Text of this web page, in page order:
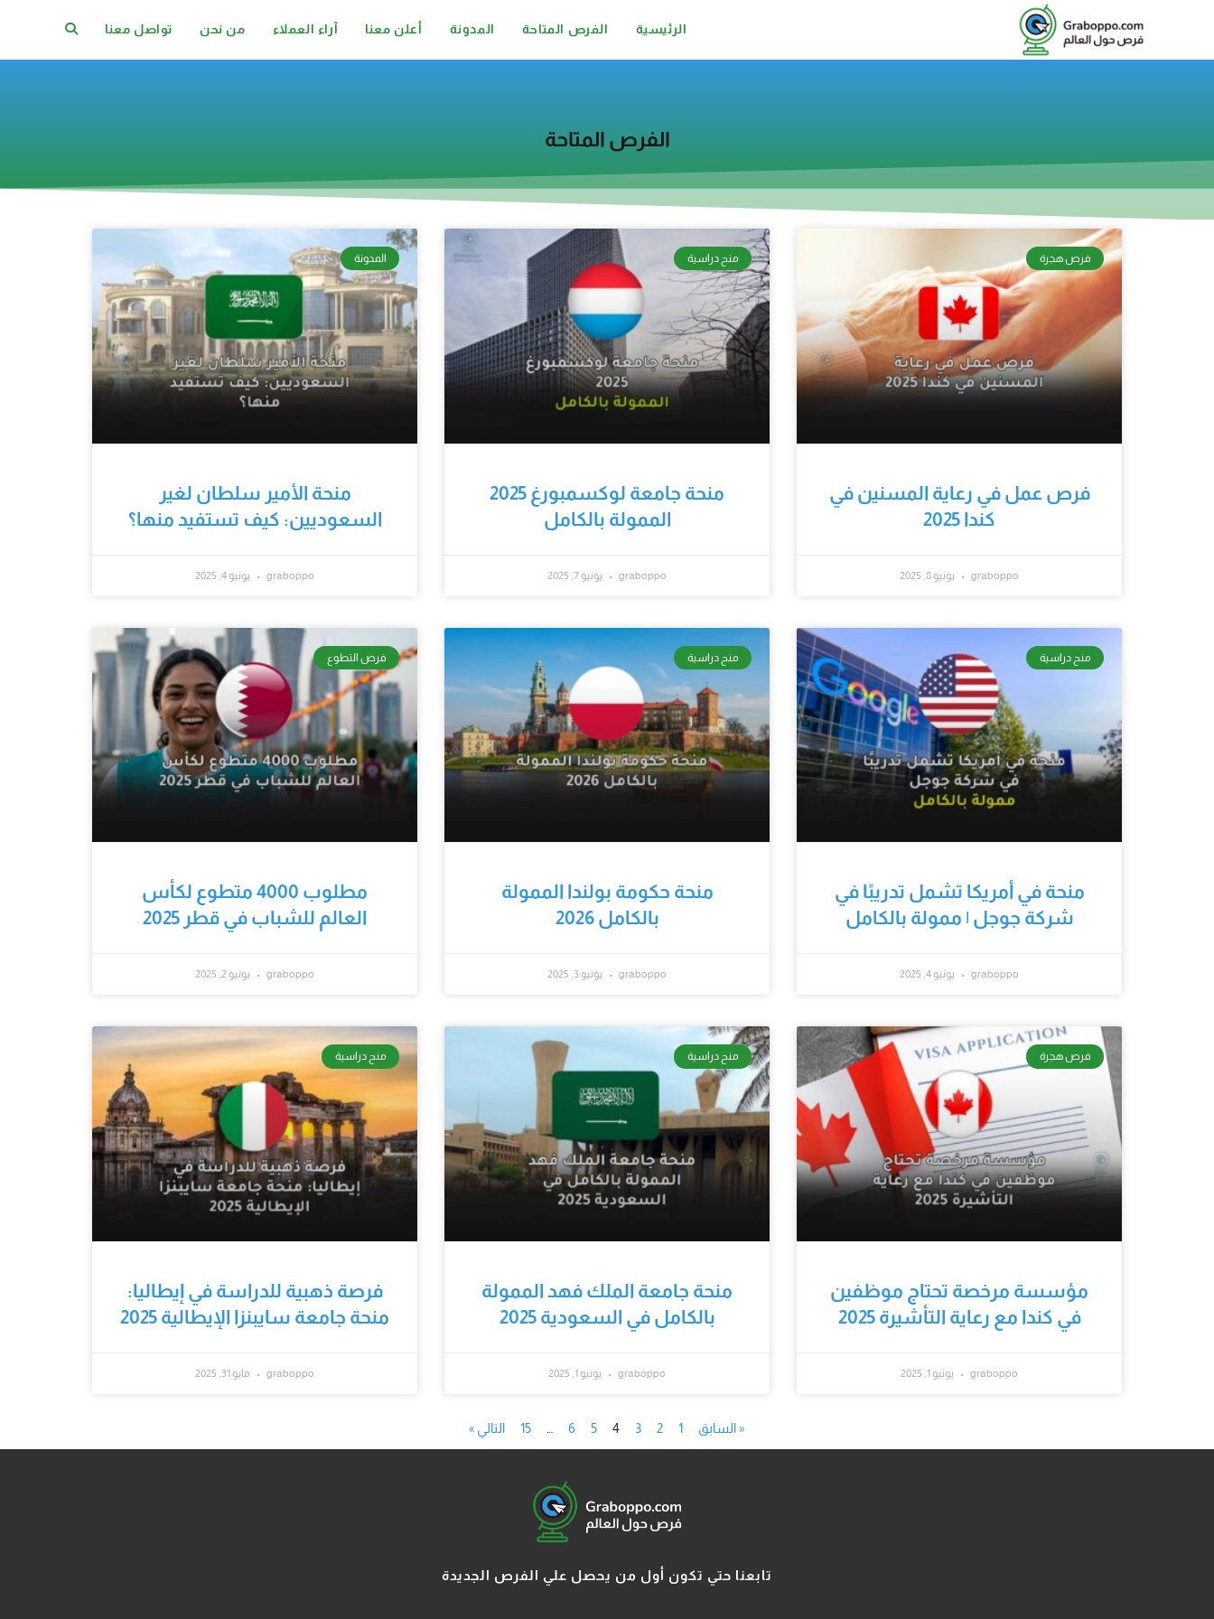
الرئيسية الفرص المتاحة المدونة أعلن معنا آراء العملاء من نحن تواصل معنا
الفرص المتاحة
فرص هجرة
فرص عمل في رعاية المسنين في
كندا 2025
graboppo يونيو 8, 2025
منح دراسية
منحة جامعة لوكسمبورغ 2025
الممولة بالكامل
graboppo يونيو 7, 2025
المدونة
منحة الأمير سلطان لغير
السعوديين: كيف تستفيد منها؟
graboppo يونيو 4, 2025
منح دراسية
منحة في أمريكا تشمل تدريبًا في
شركة جوجل | ممولة بالكامل
graboppo يونيو 4, 2025
منح دراسية
منحة حكومة بولندا الممولة
بالكامل 2026
graboppo يونيو 3, 2025
فرص التطوع
مطلوب 4000 متطوع لكأس
العالم للشباب في قطر 2025
graboppo يونيو 2, 2025
فرص هجرة
مؤسسة مرخصة تحتاج موظفين
في كندا مع رعاية التأشيرة 2025
graboppo يونيو 1, 2025
منح دراسية
منحة جامعة الملك فهد الممولة
بالكامل في السعودية 2025
graboppo يونيو 1, 2025
منح دراسية
فرصة ذهبية للدراسة في إيطاليا:
منحة جامعة سايبنزا الإيطالية 2025
graboppo مايو 31, 2025
« السابق 1
2
3
4
5
6
15 التالي »
تابعنا حتي تكون أول من يحصل علي الفرص الجديدة